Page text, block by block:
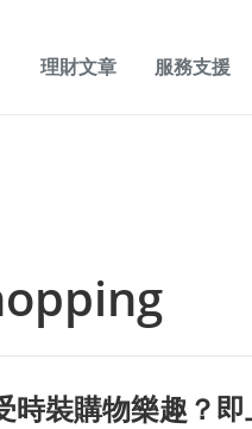
理財文章 服務支援
時裝購物樂趣？